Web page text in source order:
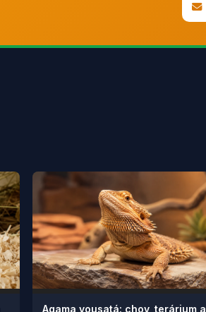
Agama vousatá: chov, terárium a